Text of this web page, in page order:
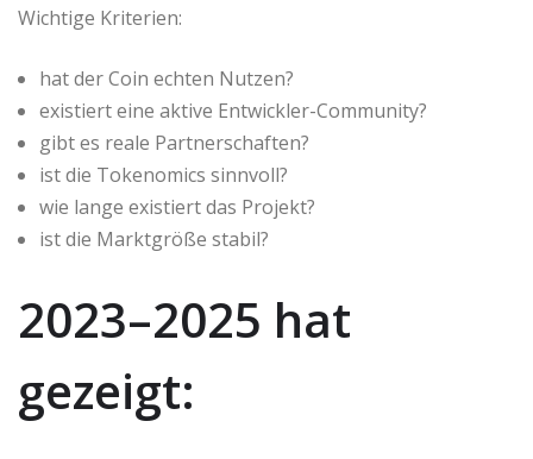
Wichtige Kriterien:
hat der Coin echten Nutzen?
existiert eine aktive Entwickler-Community?
gibt es reale Partnerschaften?
ist die Tokenomics sinnvoll?
wie lange existiert das Projekt?
ist die Marktgröße stabil?
2023–2025 hat
gezeigt: